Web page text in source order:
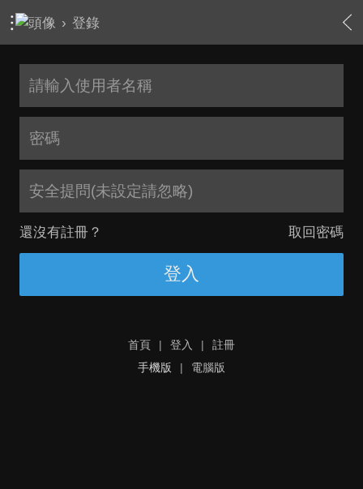
› 登錄
安全提問(未設定請忽略)
還沒有註冊？ 取回密碼
登入
首頁 | 登入 |
註冊
手機版
| 電腦版